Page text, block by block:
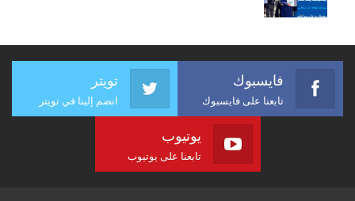
فايسبوك
تابعنا على فايسبوك
تويتر
انضم إلينا في تويتر
يوتيوب
تابعنا على يوتيوب